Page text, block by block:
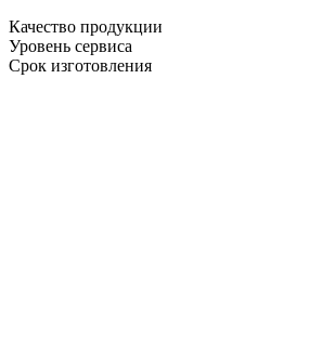
Качество продукции
Уровень сервиса
Срок изготовления